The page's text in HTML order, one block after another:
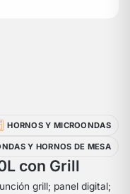
HORNOS Y MICROONDAS
Y HORNOS DE MESA
con Grill
grill; panel digital;